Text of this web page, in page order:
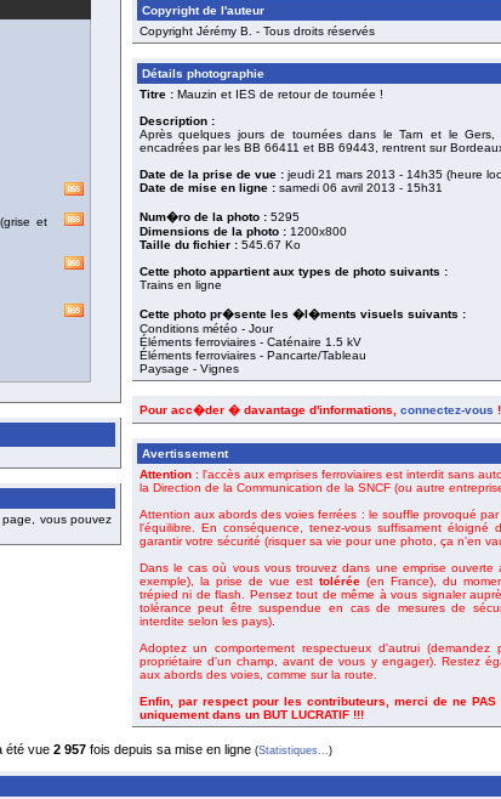
et
vous pouvez
Copyright de l'auteur
Copyright Jérémy B. - Tous droits réservés
Détails photographie
Titre :Mauzin et IES de retour de tournée !
Description :
Après quelques jours de tournées dans le Tarn et le
encadrées par les BB 66411 et BB 69443, rentrent sur
Date de la prise de vue : jeudi 21 mars 2013 - 14h35 (heure
Date de mise en ligne : samedi 06 avril 2013 - 15h31
Num�ro de la photo :5295
Dimensions de la photo :1200x800
Taille du fichier :545.67 Ko
Cette photo appartient aux types de photo suivants :
Trains en ligne
Cette photo pr�sente les �l�ments visuels suivants :
Conditions météo - Jour
Éléments ferroviaires - Caténaire 1.5 kV
Éléments ferroviaires - Pancarte/Tableau
Paysage - Vignes
Pour acc�der � davantage d'informations, connectez-vous !
Avertissement
Attention: l'accès aux emprises ferroviaires est interdit sans
la Direction de la Communication de la SNCF (ou autre
Attention aux abords des voies ferrées : le souffle provoqué
l'équilibre. En conséquence, tenez-vous suffisament éloigné
garantir votre sécurité (risquer sa vie pour une photo, ça n'en
Dans le cas où vous vous trouvez dans une emprise
exemple), la prise de vue est tolérée(en France), du
trépied ni de flash. Pensez tout de même à vous signaler
tolérance peut être suspendue en cas de mesures de
interdite selon les pays).
Adoptez un comportement respectueux d'autrui (demandez
propriétaire d'un champ, avant de vous y engager). Restez
aux abords des voies, comme sur la route.
Enfin, par respect pour les contributeurs, merci de ne
uniquement dans un BUT LUCRATIF !!!
été vue 2 957fois depuis sa mise en ligne (Statistiques...)